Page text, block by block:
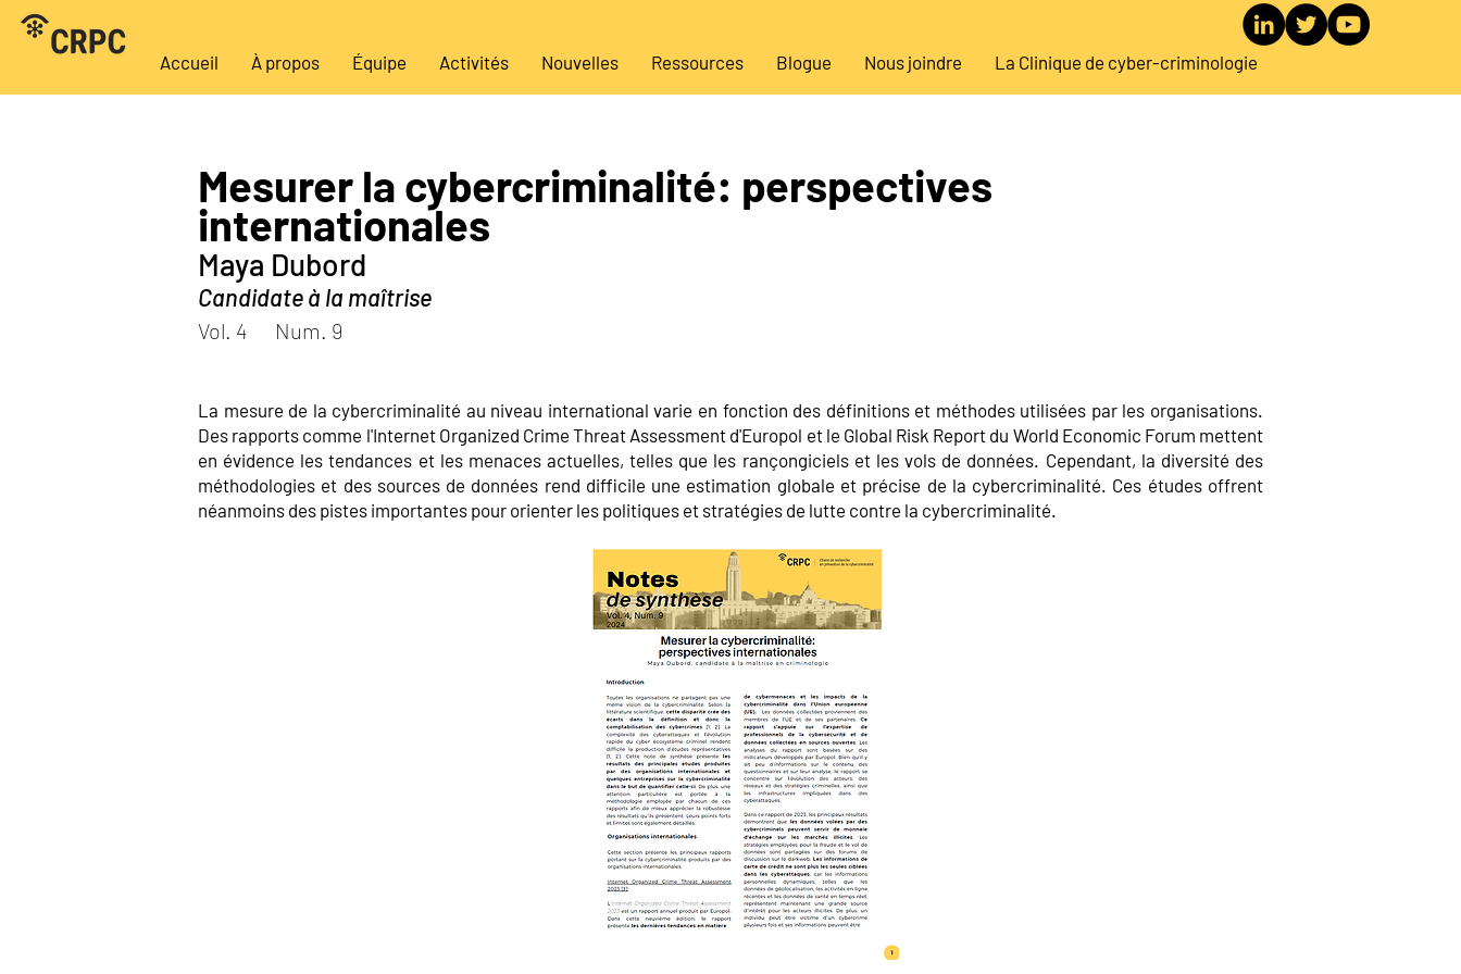
Accueil À propos Équipe Activités Nouvelles Ressources Blogue Nous joindre La Clinique de cyber-criminologie
Mesurer la cybercriminalité: perspectives
internationales
Maya Dubord
Candidate à la maîtrise
Vol. 4 Num. 9
La mesure de la cybercriminalité au niveau international varie en fonction des définitions et méthodes utilisées par les organisations.
Des rapports comme l'Internet Organized Crime Threat Assessment d'Europol et le Global Risk Report du World Economic Forum mettent
en évidence les tendances et les menaces actuelles, telles que les rançongiciels et les vols de données. Cependant, la diversité des
méthodologies et des sources de données rend difficile une estimation globale et précise de la cybercriminalité. Ces études offrent
néanmoins des pistes importantes pour orienter les politiques et stratégies de lutte contre la cybercriminalité.